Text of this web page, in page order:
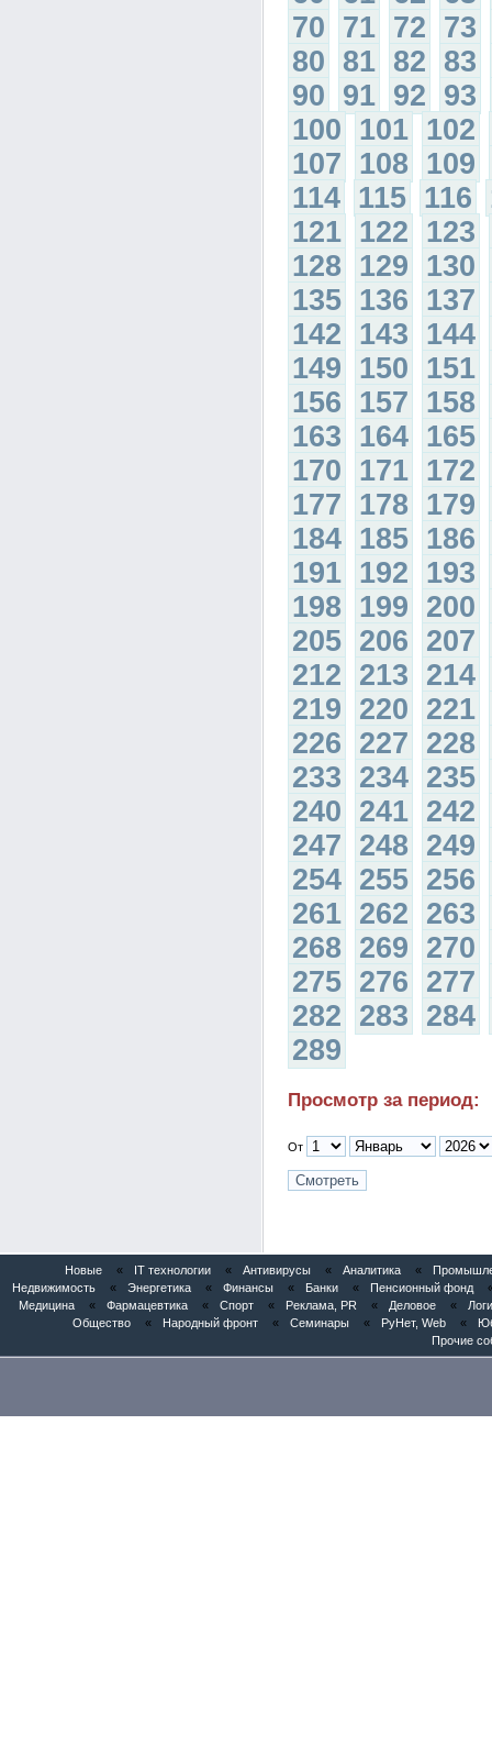
70 71 72 73
80 81 82 83
90 91 92 93
100 101 102
107 108 109
114 115 116
121 122 123
128 129 130
135 136 137
142 143 144
149 150 151
156 157 158
163 164 165
170 171 172
177 178 179
184 185 186
191 192 193
198 199 200
205 206 207
212 213 214
219 220 221
226 227 228
233 234 235
240 241 242
247 248 249
254 255 256
261 262 263
268 269 270
275 276 277
282 283 284
289
Просмотр за период:
От
Новые « IT технологии « Антивирусы « Аналитика «
Недвижимость
« Энергетика « Финансы « Банки « Пенсионный фонд
Медицина
« Фармацевтика « Спорт « Реклама, PR « Деловое «
Общество
« Народный фронт « Семинары « РуНет, Web «
Прочие